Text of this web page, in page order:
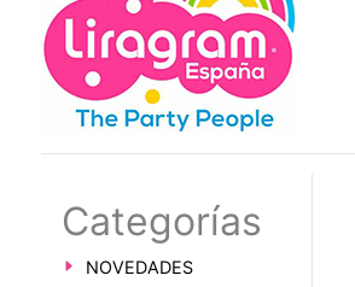
Categorías
NOVEDADES